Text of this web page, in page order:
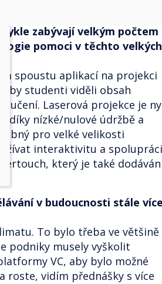
zabývají velkým počtem
pomoci v těchto velkých
spoustu aplikací na projekci
aby studenti viděli obsah
učení. Laserová projekce je
díky nízké/nulové údržbě a
pro velké velikosti
interaktivitu a
který je také
v budoucnosti stále více
To bylo třeba ve většině
podniky musely vyškolit
VC, aby bylo možné
roste, vidím přednášky s více